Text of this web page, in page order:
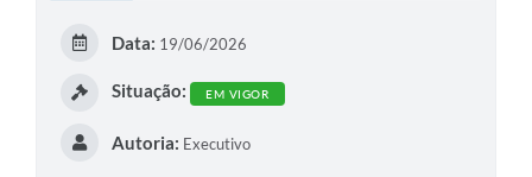
Data: 19/06/2026
Situação: EM VIGOR
Autoria: Executivo